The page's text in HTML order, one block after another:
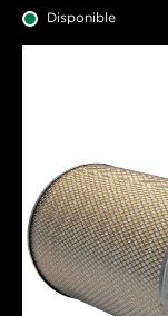
Disponible